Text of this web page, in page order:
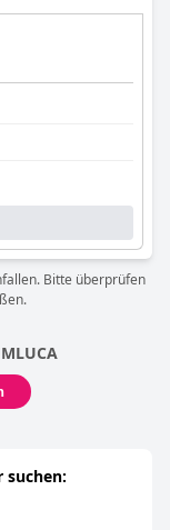
Bitte überprüfen
suchen: